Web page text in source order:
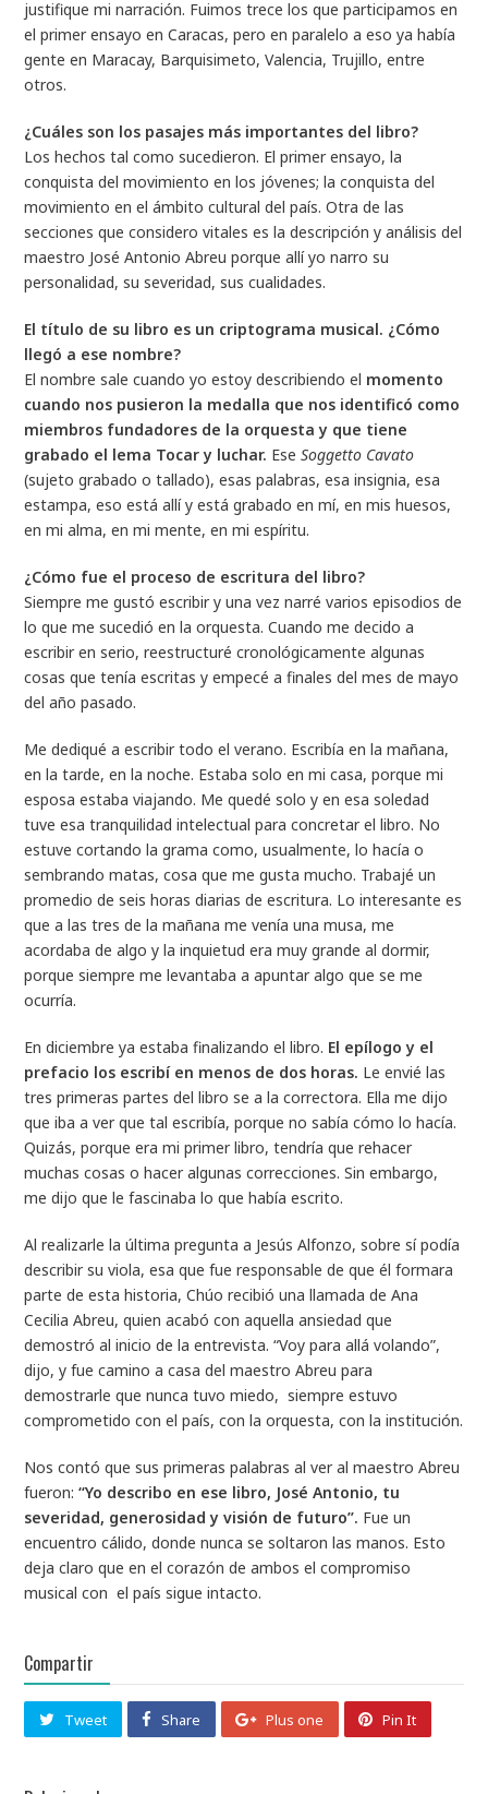
justifique mi narración. Fuimos trece los que participamos en
el primer ensayo en Caracas, pero en paralelo a eso ya había
gente en Maracay, Barquisimeto, Valencia, Trujillo, entre
otros.
¿Cuáles son los pasajes más importantes del libro?
Los hechos tal como sucedieron. El primer ensayo, la
conquista del movimiento en los jóvenes; la conquista del
movimiento en el ámbito cultural del país. Otra de las
secciones que considero vitales es la descripción y análisis del
maestro José Antonio Abreu porque allí yo narro su
personalidad, su severidad, sus cualidades.
El título de su libro es un criptograma musical. ¿Cómo
llegó a ese nombre?
El nombre sale cuando yo estoy describiendo el momento
cuando nos pusieron la medalla que nos identificó como
miembros fundadores de la orquesta y que tiene
grabado el lema Tocar y luchar. EseSoggetto Cavato
(sujeto grabado o tallado), esas palabras, esa insignia, esa
estampa, eso está allí y está grabado en mí, en mis huesos,
en mi alma, en mi mente, en mi espíritu.
¿Cómo fue el proceso de escritura del libro?
Siempre me gustó escribir y una vez narré varios episodios de
lo que me sucedió en la orquesta. Cuando me decido a
escribir en serio, reestructuré cronológicamente algunas
cosas que tenía escritas y empecé a finales del mes de mayo
del año pasado.
Me dediqué a escribir todo el verano. Escribía en la mañana,
en la tarde, en la noche. Estaba solo en mi casa, porque mi
esposa estaba viajando. Me quedé solo y en esa soledad
tuve esa tranquilidad intelectual para concretar el libro. No
estuve cortando la grama como, usualmente, lo hacía o
sembrando matas, cosa que me gusta mucho. Trabajé un
promedio de seis horas diarias de escritura. Lo interesante es
que a las tres de la mañana me venía una musa, me
acordaba de algo y la inquietud era muy grande al dormir,
porque siempre me levantaba a apuntar algo que se me
ocurría.
En diciembre ya estaba finalizando el libro. El epílogo y el
prefacio los escribí en menos de dos horas. Le envié las
tres primeras partes del libro se a la correctora. Ella me dijo
que iba a ver que tal escribía, porque no sabía cómo lo hacía.
Quizás, porque era mi primer libro, tendría que rehacer
muchas cosas o hacer algunas correcciones. Sin embargo,
me dijo que le fascinaba lo que había escrito.
Al realizarle la última pregunta a Jesús Alfonzo, sobre sí podía
describir su viola, esa que fue responsable de que él formara
parte de esta historia, Chúo recibió una llamada de Ana
Cecilia Abreu, quien acabó con aquella ansiedad que
demostró al inicio de la entrevista. “Voy para allá volando”,
dijo, y fue camino a casa del maestro Abreu para
demostrarle que nunca tuvo miedo, siempre estuvo
comprometido con el país, con la orquesta, con la institución.
Nos contó que sus primeras palabras al ver al maestro Abreu
fueron:“Yo describo en ese libro, José Antonio, tu
severidad, generosidad y visión de futuro”. Fue un
encuentro cálido, donde nunca se soltaron las manos. Esto
deja claro que en el corazón de ambos el compromiso
musical con el país sigue intacto.
Compartir
Tweet Share Plus one Pin It